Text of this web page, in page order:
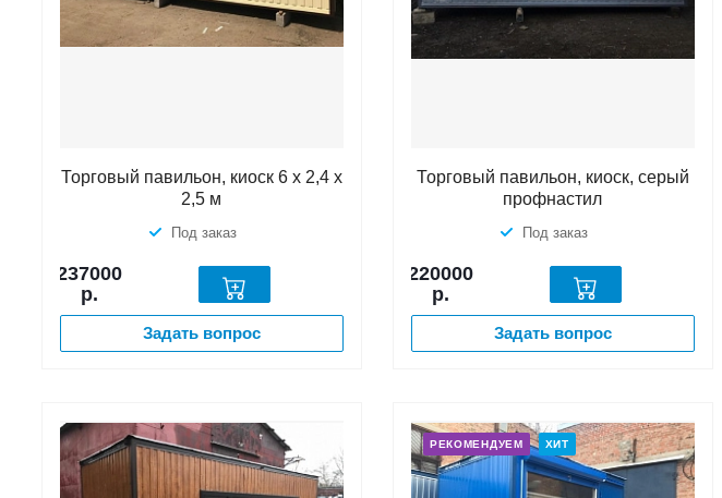
Торговый павильон, киоск 6 х 2,4 х
2,5 м
Под заказ
237000
р.
Задать вопрос
Торговый павильон, киоск, серый
профнастил
Под заказ
220000
р.
Задать вопрос
РЕКОМЕНДУЕМ ХИТ